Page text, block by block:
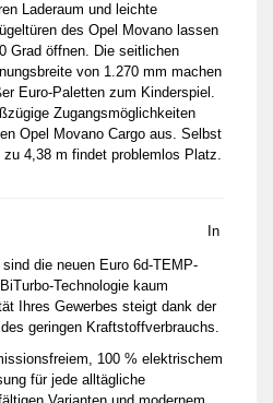
Laderaum und leichte
des Opel Movano lassen
Grad öffnen. Die seitlichen
von 1.270 mm machen
Euro-Paletten zum Kinderspiel.
Zugangsmöglichkeiten
Opel Movano Cargo aus. Selbst
4,38 m findet problemlos Platz.
In
die neuen Euro 6d-TEMP-
Technologie kaum
Ihres Gewerbes steigt dank der
geringen Kraftstoffverbrauchs.
100 % elektrischem
für jede alltägliche